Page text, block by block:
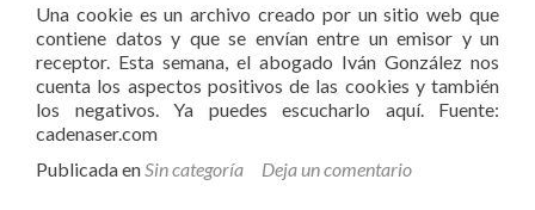
Una cookie es un archivo creado por un sitio web que
contiene datos y que se envían entre un emisor y un
receptor. Esta semana, el abogado Iván González nos
cuenta los aspectos positivos de las cookies y también
los negativos. Ya puedes escucharlo aquí. Fuente:
cadenaser.com
Publicada en Sin categoría Deja un comentario